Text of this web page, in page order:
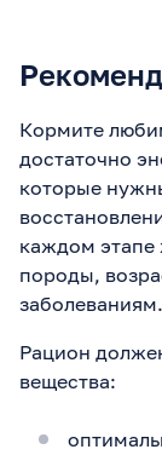
Кормите
достаточно
которые
каждом этапе
породы,
заболеваниям.
Рацион
вещества: